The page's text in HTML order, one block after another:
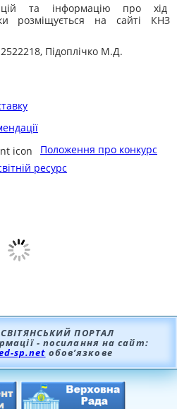
та інформацію про хід
розміщується на сайті КНЗ
Підоплічко М.Д.
Положення про конкурс
ресурс
ПОРТАЛ
- посилання на сайт:
sp.net обов’язкове